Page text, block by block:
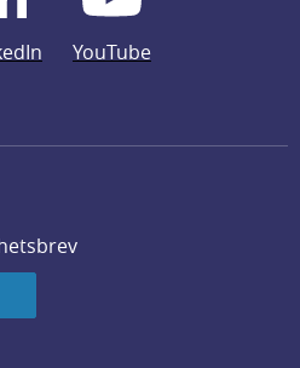
YouTube